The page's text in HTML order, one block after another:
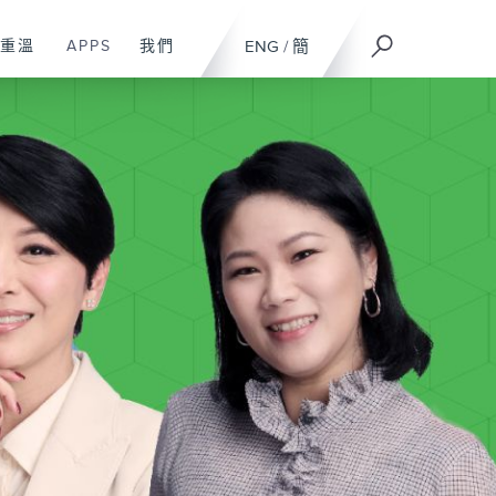
ENG / 簡
重溫 APPS 我們